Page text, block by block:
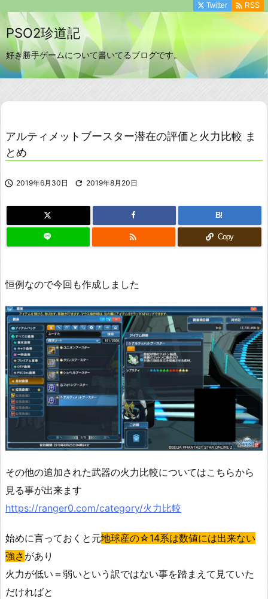
PSO2珍道記
好き勝手ゲームについて書いてるブログです。
Twitter  RSS
アルティメットブースター潜在の評価と火力比較 ま
とめ
 2019年6月30日  2019年8月20日
B!
 Copy
恒例なので今回も作成しました
その他の追加された武器の火力比較についてはこちらから
見る事が出来ます
https://ranger0.com/category/火力比較
始めに言っておくと元地球産の☆14系は数値には出来ない
強さ があり
火力が低い＝弱いという訳ではない事を踏まえて見ていた
だければと